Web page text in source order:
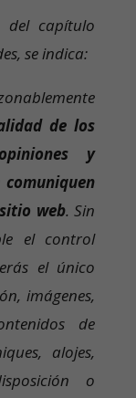
del capítulo
se indica:
de los
y
web. Sin
el control
el único
imágenes,
de
alojes,
o